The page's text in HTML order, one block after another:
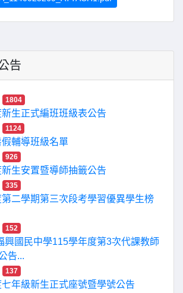
告
1804
生正式編班班級表公告
1124
輔導班級名單
926
生安置暨導師抽籤公告
335
二學期第三次段考學習優異學生榜
152
興國民中學115學年度第3次代課教師
告...
137
年級新生正式座號暨學號公告